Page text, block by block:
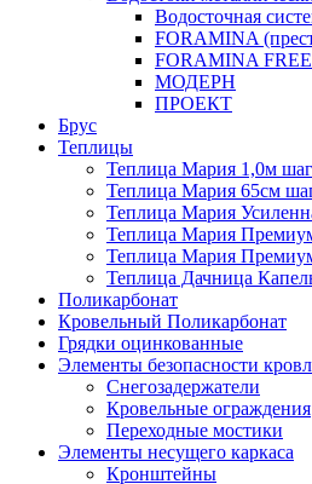
Водосточная
FORAMINA
FORAMINA
МОДЕРН
ПРОЕКТ
Брус
Теплицы
Теплица Мария 1,0м шаг
Теплица Мария 65см
Теплица Мария
Теплица Мария
Теплица Мария
Теплица Дачница
Поликарбонат
Кровельный Поликарбонат
Грядки оцинкованные
Элементы безопасности
Снегозадержатели
Кровельные ограждения
Переходные мостики
Элементы несущего каркаса
Кронштейны